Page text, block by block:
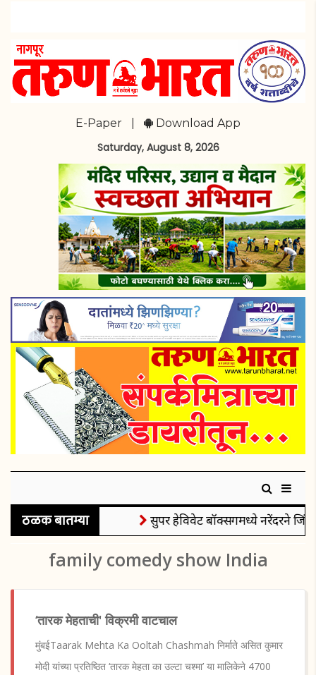
E-Paper Download App
Saturday, August 8, 2026
ठळक बातम्या सुपर हेविवेट बॉक्सिंगमध्ये नरेंदरने
family comedy show India
‘तारक मेहताची' विक्रमी वाटचाल
मुंबईTaarak Mehta Ka Ooltah Chashmah निर्माते असित कुमार
मोदी यांच्या प्रतिष्ठित ‘तारक मेहता का उल्टा चश्मा’ या मालिकेने 4700